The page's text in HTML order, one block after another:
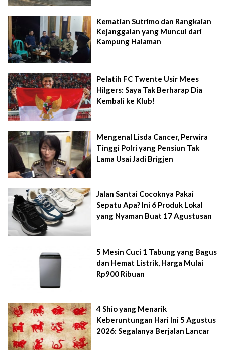
Kematian Sutrimo dan Rangkaian
Kejanggalan yang Muncul dari
Kampung Halaman
Pelatih FC Twente Usir Mees
Hilgers: Saya Tak Berharap Dia
Kembali ke Klub!
Mengenal Lisda Cancer, Perwira
Tinggi Polri yang Pensiun Tak
Lama Usai Jadi Brigjen
Jalan Santai Cocoknya Pakai
Sepatu Apa? Ini 6 Produk Lokal
yang Nyaman Buat 17 Agustusan
5 Mesin Cuci 1 Tabung yang Bagus
dan Hemat Listrik, Harga Mulai
Rp900 Ribuan
4 Shio yang Menarik
Keberuntungan Hari Ini 5 Agustus
2026: Segalanya Berjalan Lancar